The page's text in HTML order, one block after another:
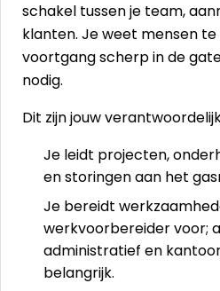
schakel tussen je team,
klanten. Je weet mensen
voortgang scherp in de
nodig.
Dit zijn jouw
Je leidt projecten,
en storingen aan het
Je bereidt
werkvoorbereider voor;
administratief en
belangrijk.